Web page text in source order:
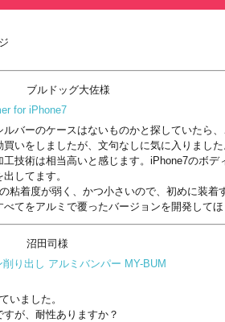
ブルドッグ大佐様
for iPhone7
バーのケースはないものかと探していたら
いをしましたが、文句なしに気に入りました
技術は相当高いと感じます。iPhone7のボ
してます。
粘着度が弱く、かつ小さいので、初めに装着
てをアルミで覆ったバージョンを開発してほ
沼田司様
削り出し アルミバンパー MY-BUM
いました。
が、耐性ありますか？